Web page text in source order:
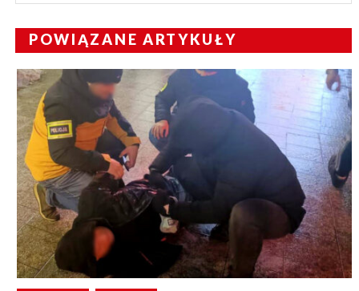
POWIĄZANE ARTYKUŁY